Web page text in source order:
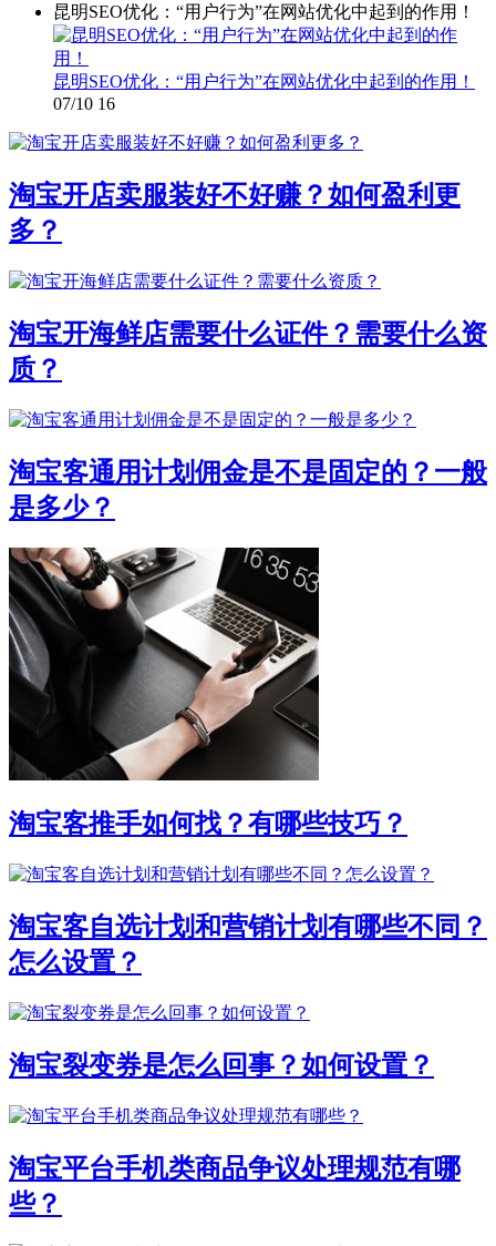
昆明SEO优化：“用户行为”在网站优化中起到的作用！
昆明SEO优化：“用户行为”在网站优化中起到的作用！
07/10 16
淘宝开店卖服装好不好赚？如何盈利更
多？
淘宝开海鲜店需要什么证件？需要什么资
质？
淘宝客通用计划佣金是不是固定的？一般
是多少？
淘宝客推手如何找？有哪些技巧？
淘宝客自选计划和营销计划有哪些不同？
怎么设置？
淘宝裂变券是怎么回事？如何设置？
淘宝平台手机类商品争议处理规范有哪
些？